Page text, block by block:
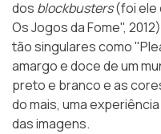
dos blockbusters(foi ele
Os Jogos da Fome",
tão singulares como
amargo e doce de um
preto e branco e as
do mais, uma
das imagens.